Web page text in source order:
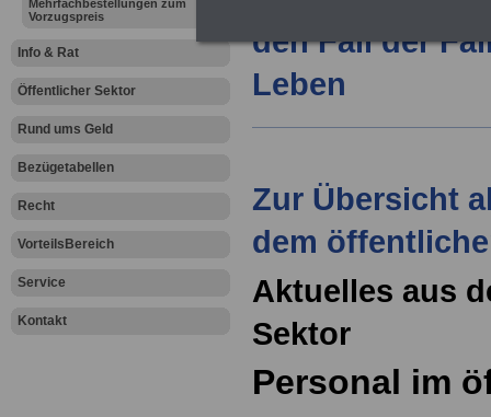
Mehrfachbestellungen zum
Vorzugspreis
Info & Rat
Öffentlicher Sektor
Rund ums Geld
Bezügetabellen
Recht
VorteilsBereich
Service
Kontakt
den Fall der
Leben
Zur Übersicht
dem
Aktuelles aus
Sektor
Personal im